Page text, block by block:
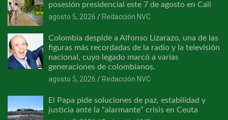
posesión presidencial este 7 de agosto en Cali
agosto 5, 2026
Redacción NVC
Colombia despide a Alfonso Lizarazo, una de las
figuras más recordadas de la radio y la televisión
nacional, cuyo legado marcó a varias
generaciones de colombianos.
agosto 5, 2026
Redacción NVC
El Papa pide soluciones de paz, estabilidad y
justicia ante la “alarmante” crisis en Ceuta